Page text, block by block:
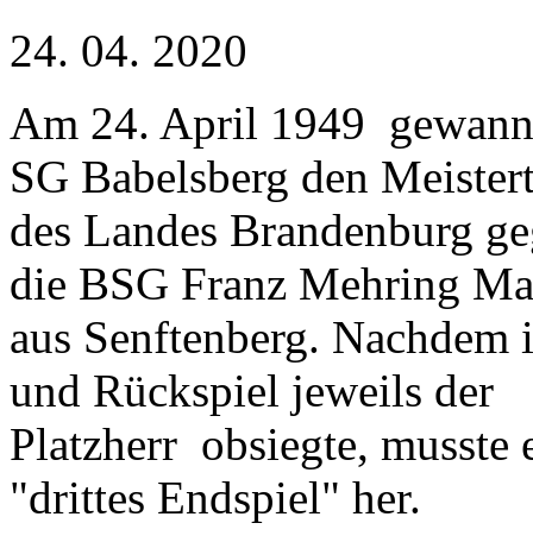
24. 04. 2020
Am 24. April 1949
SG Babelsberg den
des Landes Brandenburg
die BSG Franz Mehring
aus Senftenberg.
und Rückspiel jeweils der
Platzherr obsiegte, musste
"drittes Endspiel" her.